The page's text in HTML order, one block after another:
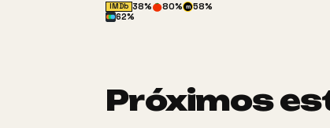
IMDb 38% 80% m 58%
62%
Próximos